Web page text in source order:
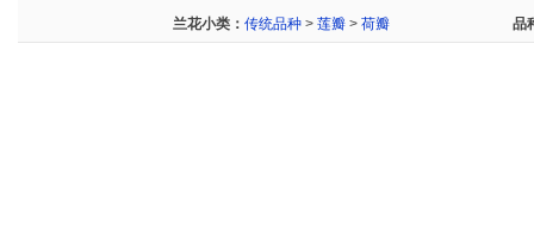
兰花小类： 传统品种 > 莲瓣 > 荷瓣 品